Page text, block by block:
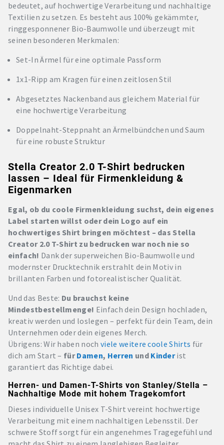
bedeutet, auf hochwertige Verarbeitung und nachhaltige
Textilien zu setzen. Es besteht aus 100% gekämmter,
ringgesponnener Bio-Baumwolle und überzeugt mit
seinen besonderen Merkmalen:
Set-In Ärmel für eine optimale Passform
1x1-Ripp am Kragen für einen zeitlosen Stil
Abgesetztes Nackenband aus gleichem Material für
eine hochwertige Verarbeitung
Doppelnaht-Steppnaht an Ärmelbündchen und Saum
für eine robuste Struktur
Stella Creator 2.0 T-Shirt bedrucken
lassen – Ideal für Firmenkleidung &
Eigenmarken
Egal, ob du coole Firmenkleidung suchst, dein eigenes
Label starten willst oder dein Logo auf ein
hochwertiges Shirt bringen möchtest – das Stella
Creator 2.0 T-Shirt zu bedrucken war noch nie so
einfach! Dank der superweichen Bio-Baumwolle und
modernster Drucktechnik erstrahlt dein Motiv in
brillanten Farben und fotorealistischer Qualität.
Und das Beste: Du brauchst keine
Mindestbestellmenge! Einfach dein Design hochladen,
kreativ werden und loslegen – perfekt für dein Team, dein
Unternehmen oder dein eigenes Merch.
Übrigens: Wir haben nochviele weitere coole Shirts für
dich am Start – fürDamen, Herren und Kinderist
garantiert das Richtige dabei.
Herren- und Damen-T-Shirts von Stanley/Stella –
Nachhaltige Mode mit hohem Tragekomfort
Dieses individuelle Unisex T-Shirt vereint hochwertige
Verarbeitung mit einem nachhaltigen Lebensstil. Der
schwere Stoff sorgt für ein angenehmes Tragegefühl und